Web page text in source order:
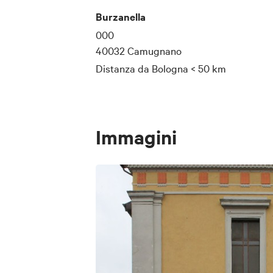
Sette Dolori. All'interno è
dipinta, raffigurante la
sette spade conficcate nel
Burzanella
000
40032 Camugnano
Distanza da Bologna < 50 km
Immagini